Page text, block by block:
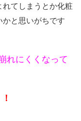
てしまうとか化粧
と思いがちです
れにくくなって